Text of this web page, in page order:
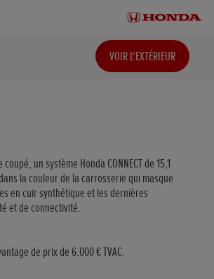
VOIR L'EXTÉRIEUR
un système Honda CONNECT de 15,1
la couleur de la carrosserie qui masque
en cuir synthétique et les dernières
et de connectivité.
de prix de 6.000 € TVAC.